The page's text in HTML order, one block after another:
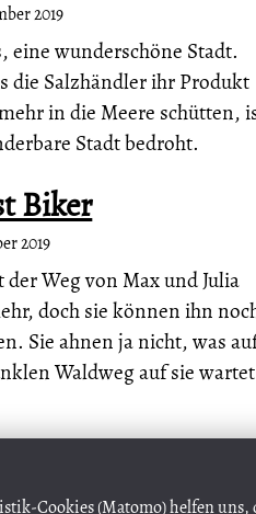
2019
eine wunderschöne Stadt.
die Salzhändler ihr Produkt
in die Meere schütten,
Stadt bedroht.
Biker
2019
der Weg von Max und Julia
doch sie können ihn
Sie ahnen ja nicht, was
Waldweg auf sie
Cookies (Matomo) helfen